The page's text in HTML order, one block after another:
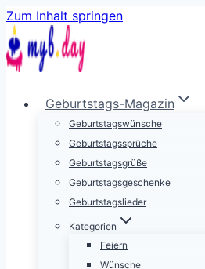
Zum Inhalt springen
Geburtstags-Magazin
Geburtstagswünsche
Geburtstagssprüche
Geburtstagsgrüße
Geburtstagsgeschenke
Geburtstagslieder
Kategorien
Feiern
Wünsche